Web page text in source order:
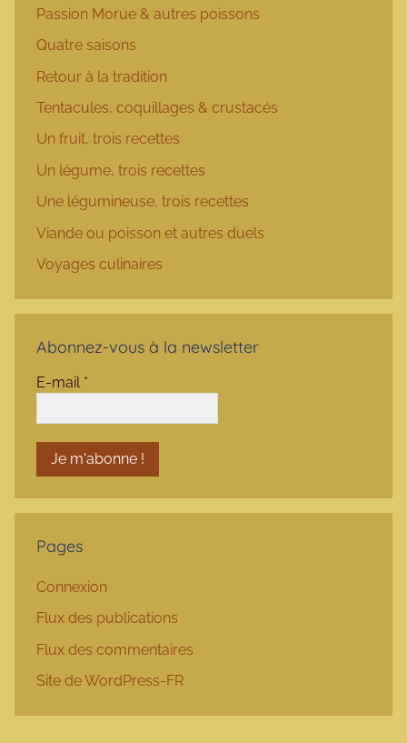
Passion Morue & autres poissons
Quatre saisons
Retour à la tradition
Tentacules, coquillages & crustacés
Un fruit, trois recettes
Un légume, trois recettes
Une légumineuse, trois recettes
Viande ou poisson et autres duels
Voyages culinaires
Abonnez-vous à la newsletter
E-mail *
Pages
Connexion
Flux des publications
Flux des commentaires
Site de WordPress-FR